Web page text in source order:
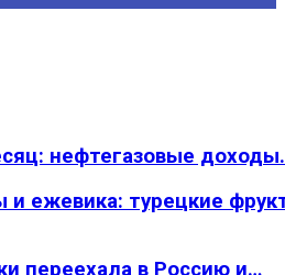
нефтегазовые
и ежевика: турецкие
переехала в Россию и…